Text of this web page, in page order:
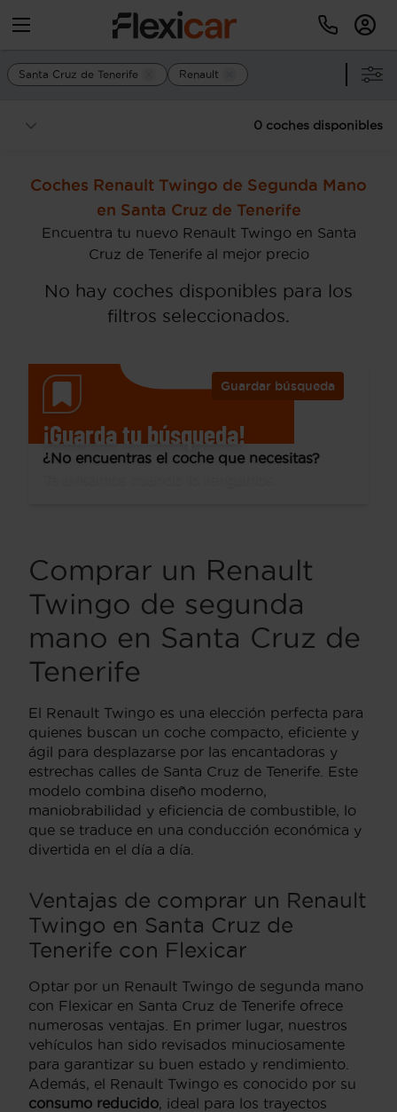
Santa Cruz de Tenerife Renault
0 coches disponibles
Coches Renault Twingo de Segunda Mano
en Santa Cruz de Tenerife
Encuentra tu nuevo Renault Twingo en Santa
Cruz de Tenerife al mejor precio
No hay coches disponibles para los
filtros seleccionados.
Guardar búsqueda
¡Guarda tu búsqueda!
¿No encuentras el coche que necesitas?
Comprar un Renault
Twingo de segunda
mano en Santa Cruz de
Tenerife
El Renault Twingo es una elección perfecta para
quienes buscan un coche compacto, eficiente y
ágil para desplazarse por las encantadoras y
estrechas calles de Santa Cruz de Tenerife. Este
modelo combina diseño moderno,
maniobrabilidad y eficiencia de combustible, lo
que se traduce en una conducción económica y
divertida en el día a día.
Ventajas de comprar un Renault
Twingo en Santa Cruz de
Tenerife con Flexicar
Optar por un Renault Twingo de segunda mano
con Flexicar en Santa Cruz de Tenerife ofrece
numerosas ventajas. En primer lugar, nuestros
vehículos han sido revisados minuciosamente
para garantizar su buen estado y rendimiento.
Además, el Renault Twingo es conocido por su
consumo reducido, ideal para los trayectos